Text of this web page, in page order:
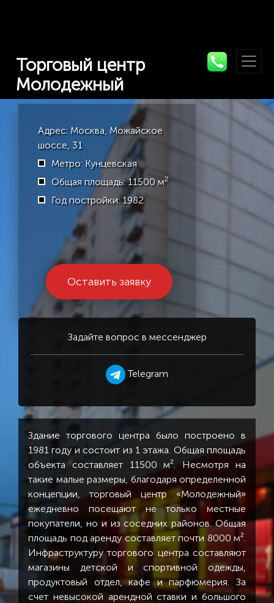
Торговый центр
Молодежный
Адрес: Москва, Можайское
шоссе, 31
Метро: Кунцевская
Общая площадь: 11500 м2
Год постройки: 1982
Оставить заявку
Задайте вопрос в мессенджер
Telegram
Здание торгового центра было построено в
1981 году и состоит из 1 этажа. Общая площадь
объекта составляет 11500 м². Несмотря на
такие малые размеры, благодаря определенной
концепции, торговый центр «Молодежный»
ежедневно посещают не только местные
покупатели, но и из соседних районов. Общая
площадь под аренду составляет почти 8000 м².
Инфраструктуру торгового центра составляют
магазины детской и спортивной одежды,
продуктовый отдел, кафе и парфюмерия. За
счет невысокой арендной ставки и большого